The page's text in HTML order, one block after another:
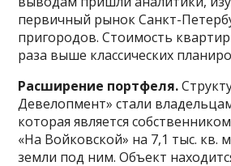
первичный рынок Санкт-
пригородов. Стоимость
раза выше классических
Расширение портфеля.
Девелопмент» стали
которая является
«Нa Войковской» на 7,1 тыс. кв.
земли под ним. Объект